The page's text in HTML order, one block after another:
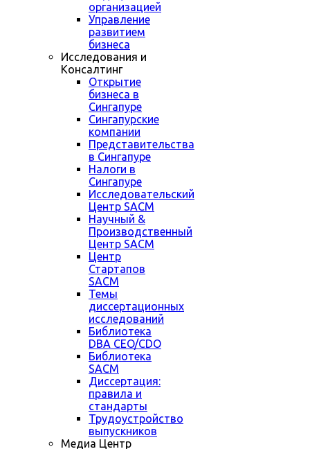
организацией
Управление
развитием
бизнеса
Исследования и
Консалтинг
Открытие
бизнеса в
Сингапуре
Сингапурские
компании
Представительства
в Сингапуре
Налоги в
Сингапуре
Исследовательский
Центр SACM
Научный &
Производственный
Центр SACM
Центр
Стартапов
SACM
Темы
диссертационных
исследований
Библиотека
DBA CEO/CDO
Библиотека
SACM
Диссертация:
правила и
стандарты
Трудоустройство
выпускников
Медиа Центр